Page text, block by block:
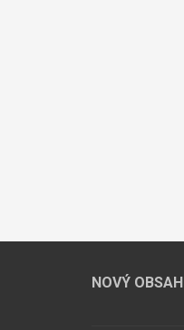
NOVÝ OBSAH